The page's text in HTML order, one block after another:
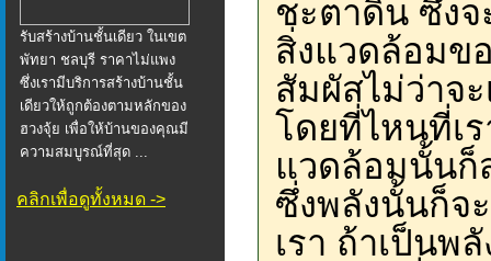
รับสร้างบ้านชั้นเดียว ในเขต
พัทยา ชลบุรี ราคาไม่แพง
ซึ่งเรามีบริการสร้างบ้านชั้น
เดียวให้ถูกต้องตามหลักของ
ฮวงจุ้ย เพื่อให้บ้านของคุณมี
ความสมบูรณ์ที่สุด ...
คลิกเพื่อดูทั้งหมด ->
ชะตาดิน ซึ่งจ
สิ่งแวดล้อมข
สัมผัสไม่ว่าจ
โดยที่ไหนที่เ
แวดล้อมนั้นก็
ซึ่งพลังนั้นก็จ
เรา ถ้าเป็นพ